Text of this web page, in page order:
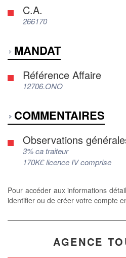
C.A.
266170
MANDAT
Référence Affaire
12706.ONO
COMMENTAIRES
Observations
3% ca traiteur
170K€ licence IV comprise
Pour accéder aux informations
identifier ou de créer votre compte
AGENCE